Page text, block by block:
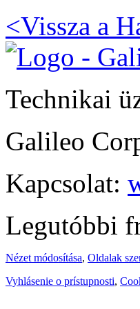
<Vissza a
Technikai
Galileo
Kapcsolat:
Legutóbbi
Nézet módosítása, Oldalak
Vyhlásenie o prístupnosti,